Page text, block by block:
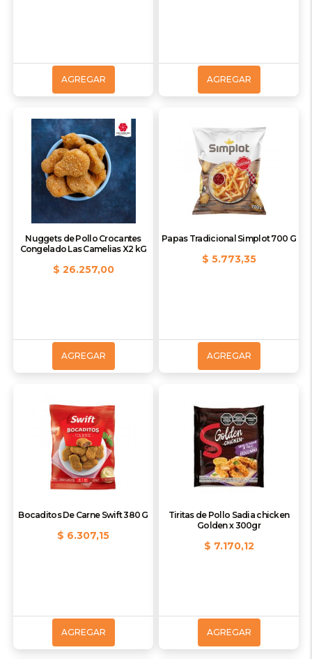
AGREGAR AGREGAR
Nuggets de Pollo Crocantes
Congelado Las Camelias X2 kG
$ 26.257,00
AGREGAR
Papas Tradicional Simplot 700 G
$ 5.773,35
AGREGAR
Bocaditos De Carne Swift 380 G
$ 6.307,15
AGREGAR
Tiritas de Pollo Sadia chicken
Golden x 300gr
$ 7.170,12
AGREGAR